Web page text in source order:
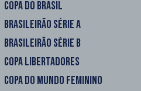
COPA DO BRASIL
BRASILEIRÃO SÉRIE A
BRASILEIRÃO SÉRIE B
COPA LIBERTADORES
COPA DO MUNDO FEMININO